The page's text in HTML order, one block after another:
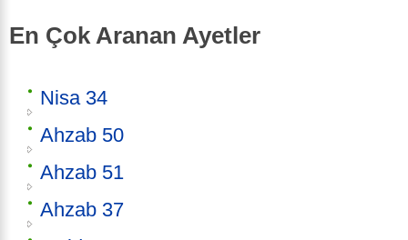
En Çok Aranan Ayetler
Nisa 34
Ahzab 50
Ahzab 51
Ahzab 37